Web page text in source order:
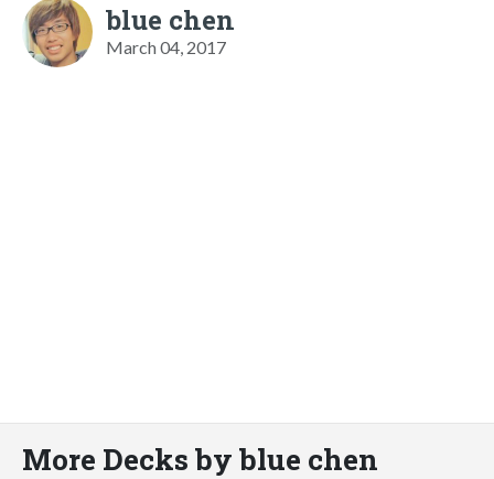
blue chen
March 04, 2017
More Decks by blue chen